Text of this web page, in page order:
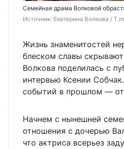
Семейная драма Волковой
Источник: Екатерина Волкова /
Жизнь знаменитостей
блеском славы
Волкова поделилась с
интервью Ксении
событий в прошлом —
Начнем с нынешней
отношения с дочерью
что актриса всерьез